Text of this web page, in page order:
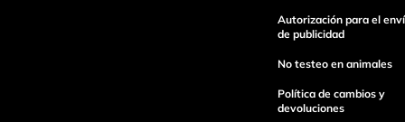
Autorización para el
de publicidad
No testeo en animales
Política de cambios y
devoluciones